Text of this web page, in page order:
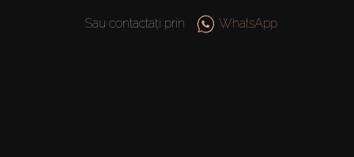
Sau contactați prin WhatsApp